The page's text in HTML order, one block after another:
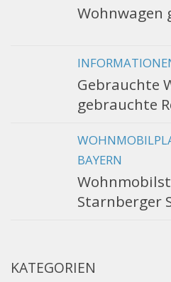
Wohnwagen
Gebrauchte
gebrauchte
BAYERN
Starnberger
KATEGORIEN